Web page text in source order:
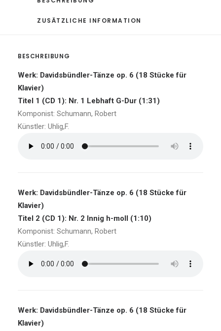
ZUSÄTZLICHE INFORMATION
BESCHREIBUNG
Werk: Davidsbündler-Tänze op. 6 (18 Stücke für
Klavier)
Titel 1 (CD 1): Nr. 1 Lebhaft G-Dur (1:31)
Komponist: Schumann, Robert
Künstler: Uhlig,F.
Werk: Davidsbündler-Tänze op. 6 (18 Stücke für
Klavier)
Titel 2 (CD 1): Nr. 2 Innig h-moll (1:10)
Komponist: Schumann, Robert
Künstler: Uhlig,F.
Werk: Davidsbündler-Tänze op. 6 (18 Stücke für
Klavier)